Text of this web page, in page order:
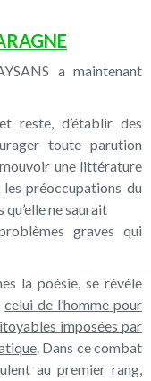
a maintenant
reste, d’établir des
toute parution
une littérature
préoccupations du
qu’elle ne saurait
graves qui
la poésie, se révèle
celui de l’homme pour
imposées par
. Dans ce combat
au premier rang,